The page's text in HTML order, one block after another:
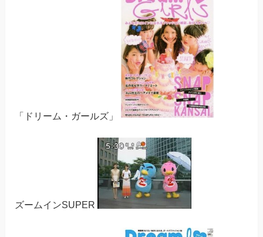
「ドリーム・ガールズ」
ズームインSUPER